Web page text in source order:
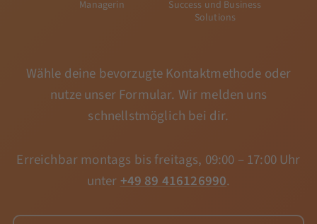
Managerin
Success und Business
Solutions
Wähle deine bevorzugte Kontaktmethode oder
nutze unser Formular. Wir melden uns
schnellstmöglich bei dir.
Erreichbar montags bis freitags, 09:00 – 17:00 Uhr
unter+49 89 416126990.